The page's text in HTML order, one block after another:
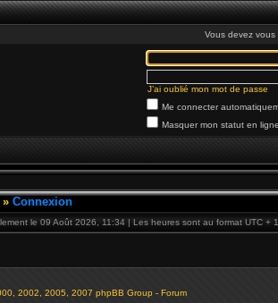
Vous devez
J’ai oublié mon mot de passe
Me connecter
Masquer mon statut en
» Connexion
le 09 Août 2026, 11:34 | Les heures sont au format UTC +
2002, 2005, 2007 phpBB Group - Forum